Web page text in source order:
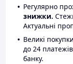
Регулярно
знижки.
Актуальні
Великі
до 24
банку.